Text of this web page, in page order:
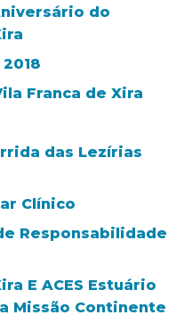
do
Franca de Xira
das Lezírias
Clínico
Responsabilidade
E ACES Estuário
Missão Continente